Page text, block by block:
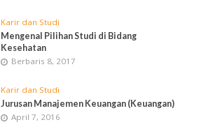
Karir dan Studi
Mengenal Pilihan Studi di Bidang
Kesehatan
Berbaris 8, 2017
Karir dan Studi
Jurusan Manajemen Keuangan (Keuangan)
April 7, 2016